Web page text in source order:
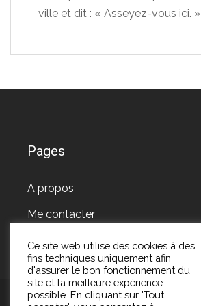
ville et dit : « Asseyez-vous ici. »
Pages
A propos
Me contacter
Ce site web utilise des cookies à des
fins techniques uniquement afin
d'assurer le bon fonctionnement du
site et la meilleure expérience
possible. En cliquant sur 'Tout